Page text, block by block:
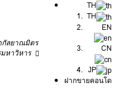
กัลยาณมิตร
มหาวิหาร
TH
TH
EN
CN
JP
ฝากขายคอนโด